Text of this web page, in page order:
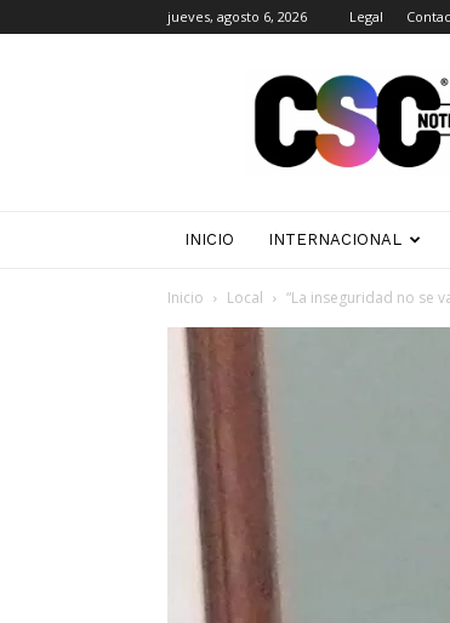
jueves, agosto 6, 2026 Legal
Noticias
INICIO INTERNACIONAL
Inicio Local “La inseguridad no se